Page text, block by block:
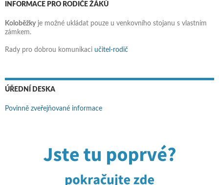
INFORMACE PRO RODIČE ŽÁKŮ
Koloběžkyje možné ukládat pouze u venkovního stojanu s vlastním
zámkem.
Rady pro dobrou komunikaci učitel-rodič
ÚŘEDNÍ DESKA
Povinně zveřejňované informace